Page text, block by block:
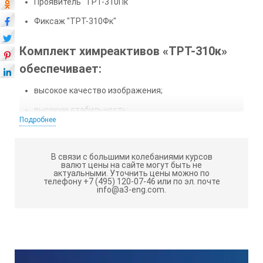
Фиксаж "ТРТ-310Фк"
Комплект химреактивов «ТРТ-310к»
обеспечивает:
высокое качество изображения;
высокую стабильность;
отсутствие ядовитых испарений;
растворов (приготовление из одного концентрата);
снижение количества тары;
Подробнее
В связи с большими колебаниями курсов
валют цены на сайте могут быть не
актуальными. Уточнить цены можно по
телефону +7 (495) 120-07-46 или по эл. почте
info@a3-eng.com.